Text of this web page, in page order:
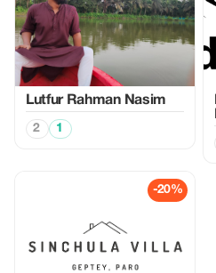
Lutfur Rahman Nasim
2 1
-20%